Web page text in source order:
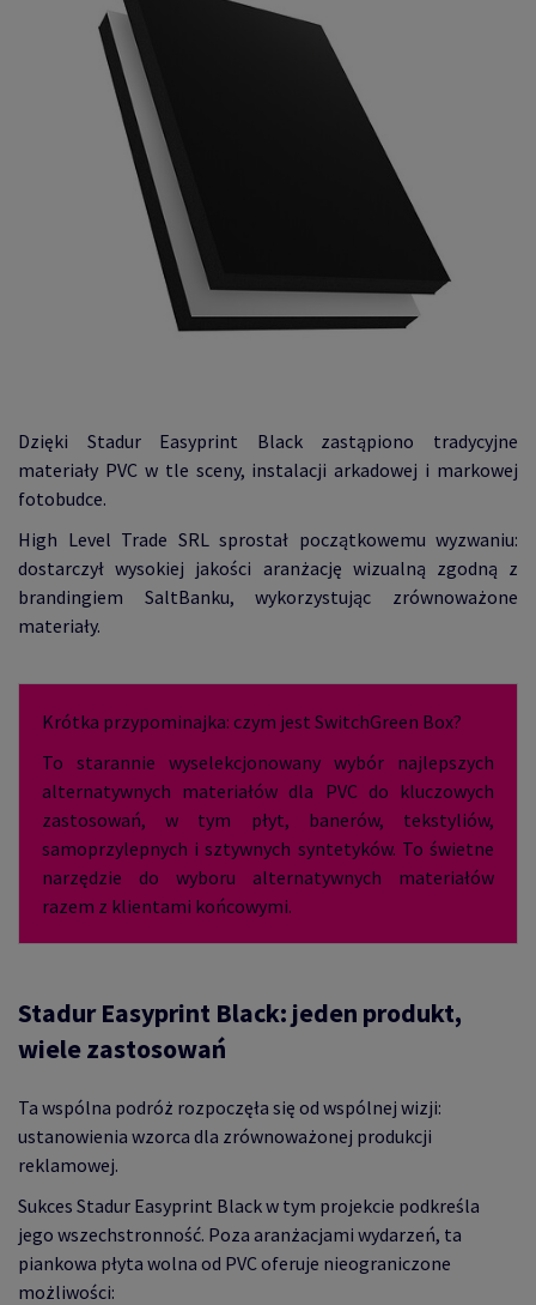
Dzięki Stadur Easyprint Black zastąpiono tradycyjne
materiały PVC w tle sceny, instalacji arkadowej i markowej
fotobudce.
High Level Trade SRL sprostał początkowemu wyzwaniu:
dostarczył wysokiej jakości aranżację wizualną zgodną z
brandingiem SaltBanku, wykorzystując zrównoważone
materiały.
Krótka przypominajka: czym jest SwitchGreen Box?
To starannie wyselekcjonowany wybór najlepszych
alternatywnych materiałów dla PVC do kluczowych
zastosowań, w tym płyt, banerów, tekstyliów,
samoprzylepnych i sztywnych syntetyków. To świetne
narzędzie do wyboru alternatywnych materiałów
razem z klientami końcowymi.
Stadur Easyprint Black: jeden produkt,
wiele zastosowań
Ta wspólna podróż rozpoczęła się od wspólnej wizji:
ustanowienia wzorca dla zrównoważonej produkcji
reklamowej.
Sukces Stadur Easyprint Black w tym projekcie podkreśla
jego wszechstronność. Poza aranżacjami wydarzeń, ta
piankowa płyta wolna od PVC oferuje nieograniczone
możliwości: